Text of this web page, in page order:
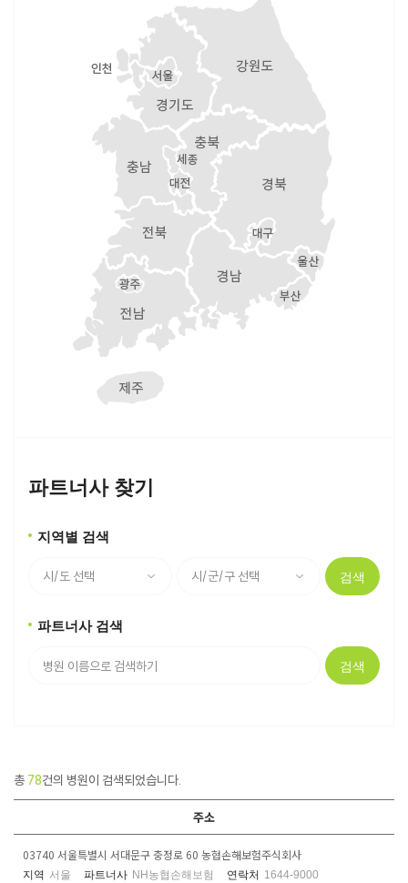
파트너사 찾기
지역별 검색
검색
파트너사 검색
검색
총 78건의 병원이 검색되었습니다.
주소
03740 서울특별시 서대문구 충정로 60 농협손해보험주식회사
지역 서울 파트너사 NH농협손해보험 연락처 1644-9000